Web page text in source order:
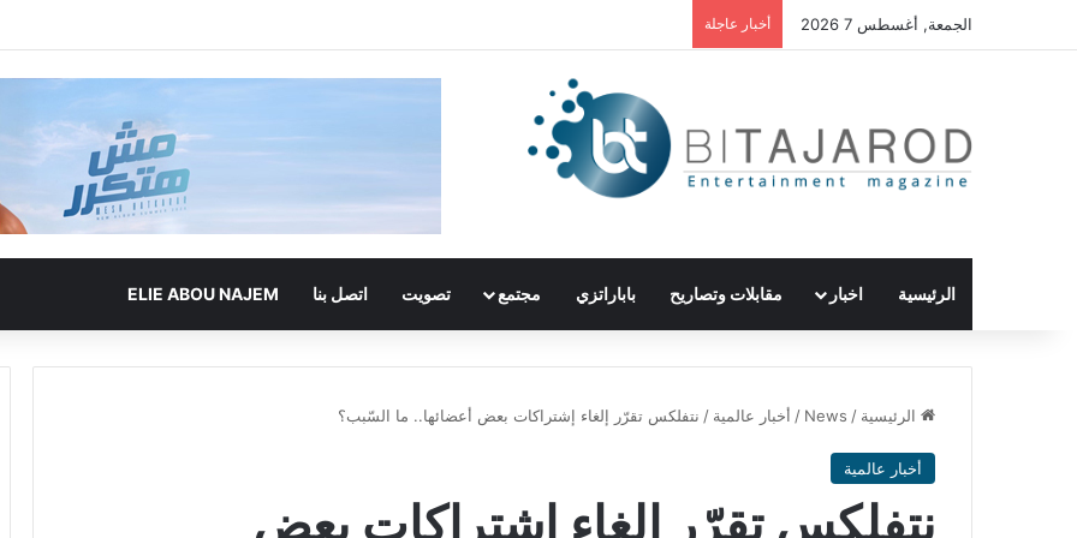
الجمعة, أغسطس 7 2026 أخبار عاجلة
الرئيسية اخبار مقابلات وتصاريح باباراتزي مجتمع تصويت اتصل بنا ELIE ABOU NAJEM
الرئيسية /
News
/ أخبار عالمية / نتفلكس تقرّر إلغاء إشتراكات بعض أعضائها.. ما السّبب؟
أخبار عالمية
نتفلكس تقرّر إلغاء إشتراكات بعض